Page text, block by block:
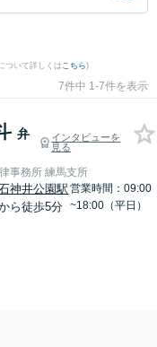
ついて詳しくはこちら)
7件中 1-7件を表示
弁
インタビューを
見る
事務所 練馬支所
神井公園駅
ら徒歩5分
営業時間：09:00
~18:00（平日）